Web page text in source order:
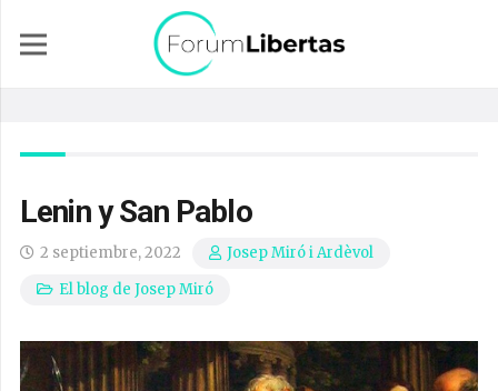
Lenin y San Pablo
2 septiembre, 2022
Josep Miró i Ardèvol
El blog de Josep Miró